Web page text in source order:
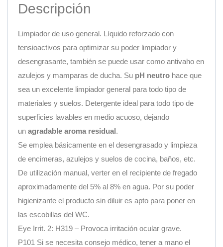
Descripción
Limpiador de uso general. Líquido reforzado con
tensioactivos para optimizar su poder limpiador y
desengrasante, también se puede usar como antivaho en
azulejos y mamparas de ducha. Su pH neutro hace que
sea un excelente limpiador general para todo tipo de
materiales y suelos. Detergente ideal para todo tipo de
superficies lavables en medio acuoso, dejando
un agradable aroma residual.
Se emplea básicamente en el desengrasado y limpieza
de encimeras, azulejos y suelos de cocina, baños, etc.
De utilización manual, verter en el recipiente de fregado
aproximadamente del 5% al 8% en agua. Por su poder
higienizante el producto sin diluir es apto para poner en
las escobillas del WC.
Eye Irrit. 2: H319 – Provoca irritación ocular grave.
P101 Si se necesita consejo médico, tener a mano el